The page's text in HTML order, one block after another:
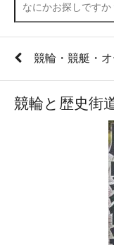
競輪・競艇・オ
競輪と歴史街